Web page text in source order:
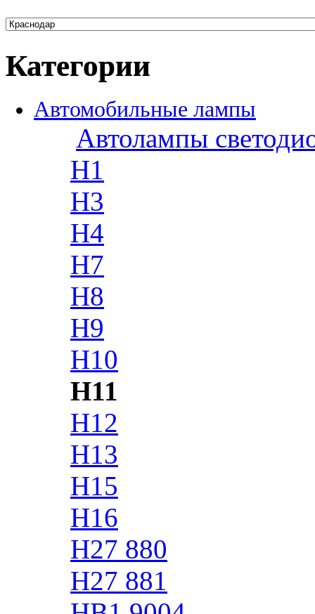
Категории
Автомобильные лампы
Автолампы
H1
H3
H4
H7
H8
H9
H10
H11
H12
H13
H15
H16
H27 880
H27 881